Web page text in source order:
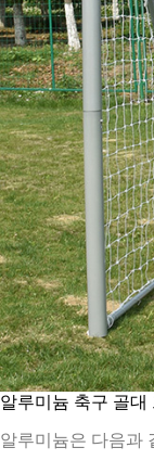
알루미늄 축구 골대
알루미늄은 다음과